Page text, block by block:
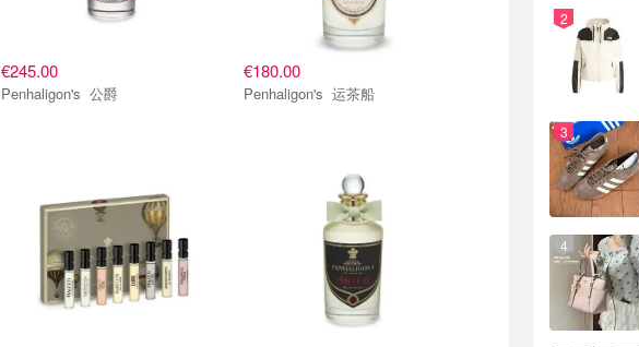
€245.00
Penhaligon's 公爵
€180.00
Penhaligon's 运茶船